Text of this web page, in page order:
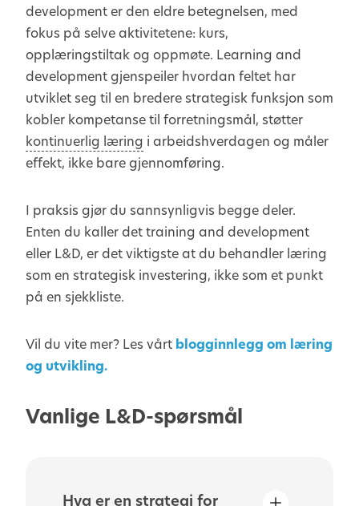
development er den eldre betegnelsen, med
fokus på selve aktivitetene: kurs,
opplæringstiltak og oppmøte. Learning and
development gjenspeiler hvordan feltet har
utviklet seg til en bredere strategisk funksjon som
kobler kompetanse til forretningsmål, støtter
kontinuerlig læring i arbeidshverdagen og måler
effekt, ikke bare gjennomføring.
I praksis gjør du sannsynligvis begge deler.
Enten du kaller det training and development
eller L&D, er det viktigste at du behandler læring
som en strategisk investering, ikke som et punkt
på en sjekkliste.
Vil du vite mer? Les vårt blogginnlegg om læring
og utvikling.
Vanlige L&D-spørsmål
Hva er en strategi for